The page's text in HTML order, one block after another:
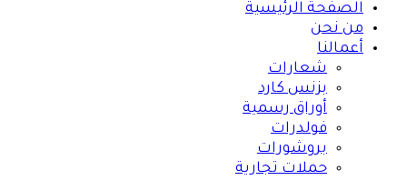
الصفحة الرئيسية
من نحن
أعمالنا
شعارات
بزنس كارد
أوراق رسمية
فولدرات
بروشورات
حملات تجارية